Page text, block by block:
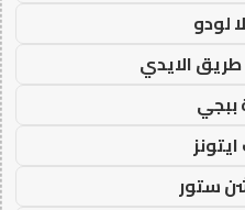
لودو
الايدي
ببجي
ستور